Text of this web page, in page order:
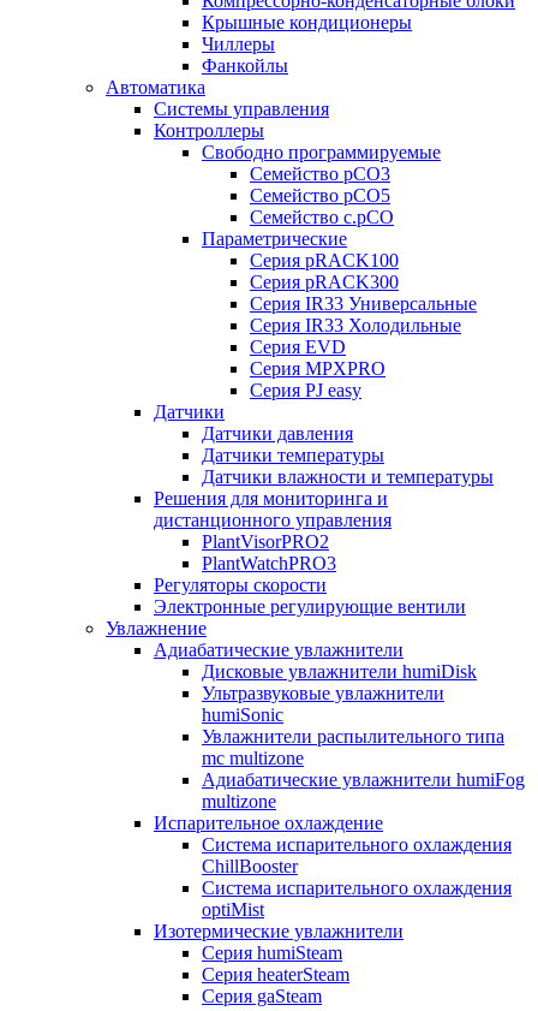
Крышные кондиционеры
Чиллеры
Фанкойлы
Автоматика
Системы управления
Контроллеры
Свободно программируемые
Семейство pCO3
Семейство pCO5
Семейство c.pCO
Параметрические
Серия pRACK100
Серия pRACK300
Серия IR33 Универсальные
Серия IR33 Холодильные
Серия EVD
Серия MPXPRO
Серия PJ easy
Датчики
Датчики давления
Датчики температуры
Датчики влажности и температуры
Решения для мониторинга и
дистанционного управления
PlantVisorPRO2
PlantWatchPRO3
Регуляторы скорости
Электронные регулирующие вентили
Увлажнение
Адиабатические увлажнители
Дисковые увлажнители humiDisk
Ультразвуковые увлажнители
humiSonic
Увлажнители распылительного типа
mc multizone
Адиабатические увлажнители humiFog
multizone
Испарительное охлаждение
Система испарительного охлаждения
ChillBooster
Система испарительного охлаждения
optiMist
Изотермические увлажнители
Серия humiSteam
Серия heaterSteam
Серия gaSteam